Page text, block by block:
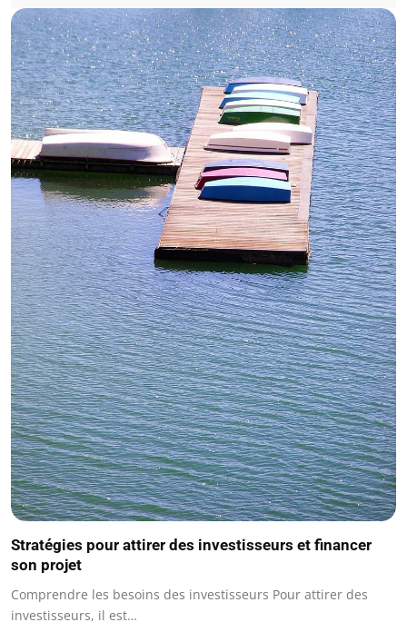
Stratégies pour attirer des investisseurs et financer
son projet
Comprendre les besoins des investisseurs Pour attirer des
investisseurs, il est…